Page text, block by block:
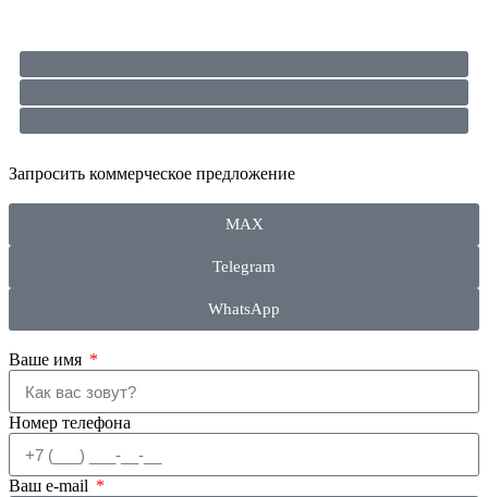
Запросить коммерческое предложение
MAX
Telegram
WhatsApp
Ваше имя
Номер телефона
Ваш e-mail